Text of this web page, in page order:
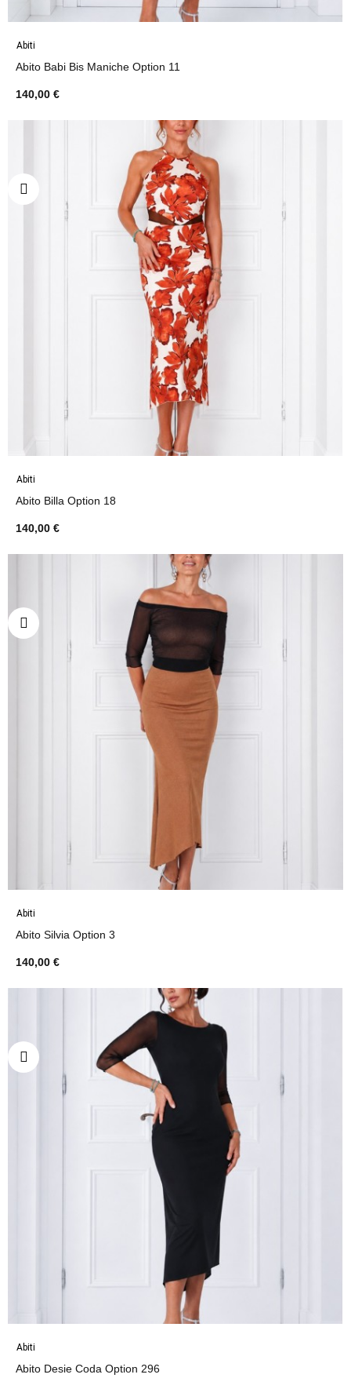
Abiti
Abito Babi Bis Maniche Option 11
140,00 €
Abiti
Abito Billa Option 18
140,00 €
Abiti
Abito Silvia Option 3
140,00 €
Abiti
Abito Desie Coda Option 296